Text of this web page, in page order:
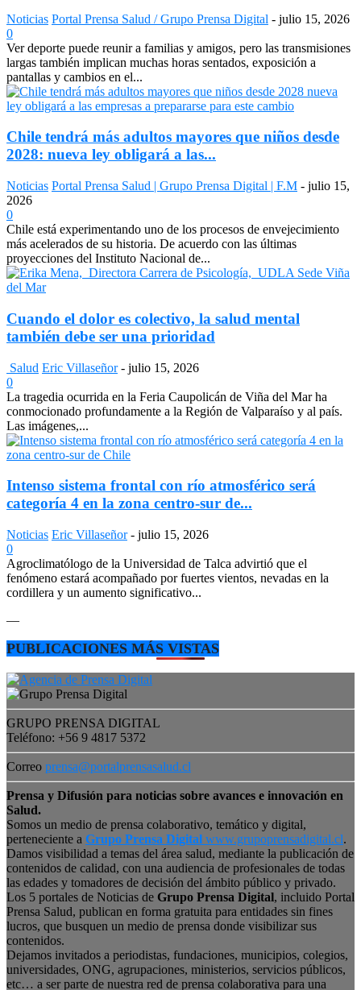
Noticias Portal Prensa Salud / Grupo Prensa Digital - julio 15, 2026
0
Ver deporte puede reunir a familias y amigos, pero las transmisiones
largas también implican muchas horas sentados, exposición a
pantallas y cambios en el...
Chile tendrá más adultos mayores que niños desde
2028: nueva ley obligará a las...
Noticias Portal Prensa Salud | Grupo Prensa Digital | F.M - julio 15,
2026
0
Chile está experimentando uno de los procesos de envejecimiento
más acelerados de su historia. De acuerdo con las últimas
proyecciones del Instituto Nacional de...
Cuando el dolor es colectivo, la salud mental
también debe ser una prioridad
Salud Eric Villaseñor - julio 15, 2026
0
La tragedia ocurrida en la Feria Caupolicán de Viña del Mar ha
conmocionado profundamente a la Región de Valparaíso y al país.
Las imágenes,...
Intenso sistema frontal con río atmosférico será
categoría 4 en la zona centro-sur de...
Noticias Eric Villaseñor - julio 15, 2026
0
Agroclimatólogo de la Universidad de Talca advirtió que el
fenómeno estará acompañado por fuertes vientos, nevadas en la
cordillera y un aumento significativo...
—
PUBLICACIONES MÁS VISTAS
GRUPO PRENSA DIGITAL
Teléfono: +56 9 4817 5372
Correo prensa@portalprensasalud.cl
Prensa y Difusión para noticias sobre avances e innovación en
Salud.
Somos un medio de prensa colaborativo, temático y digital,
perteneciente a Grupo Prensa Digital www.grupoprensadigital.cl.
Damos visibilidad a temas del área salud, mediante la publicación de
contenidos de calidad, con una audiencia de profesionales de todas
las edades y tomadores de decisión del ámbito público y privado.
Los 5 portales de Noticias de Grupo Prensa Digital, incluido Portal
Prensa Salud, publican en forma gratuita para entidades sin fines
lucros, que busquen un medio de prensa donde visibilizar sus
contenidos.
Dejamos invitados a periodistas, fundaciones, municipios, colegios,
universidades, ONG, agrupaciones, ministerios, servicios públicos,
etc… a ser parte de nuestra red de prensa colaborativa para una